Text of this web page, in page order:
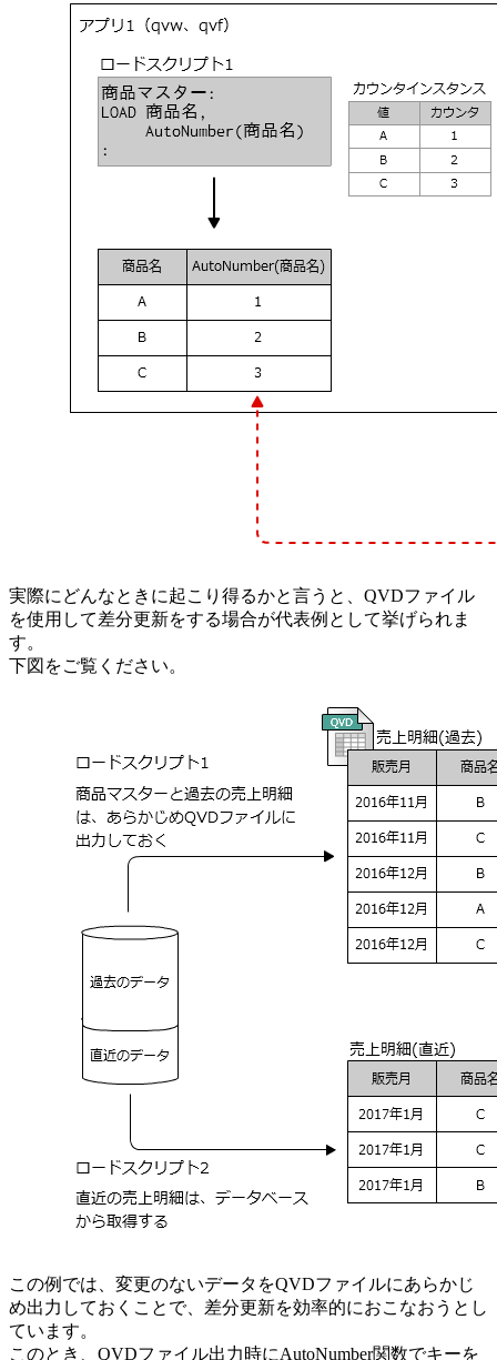
実際にどんなときに起こり得るかと言うと、QVDファイル
を使用して差分更新をする場合が代表例として挙げられま
す。
下図をご覧ください。
この例では、変更のないデータをQVDファイルにあらかじ
め出力しておくことで、差分更新を効率的におこなおうとし
ています。
このとき、QVDファイル出力時にAutoNumber関数でキーを